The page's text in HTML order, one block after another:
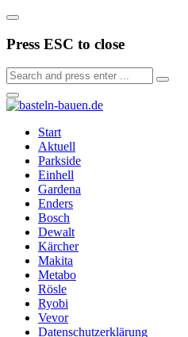
Press ESC to close
Start
Aktuell
Parkside
Einhell
Gardena
Enders
Bosch
Dewalt
Kärcher
Makita
Metabo
Rösle
Ryobi
Vevor
Datenschutzerklärung